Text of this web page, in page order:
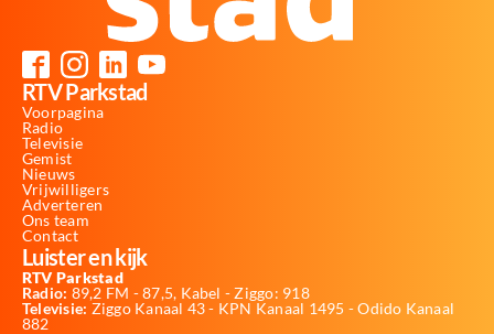
RTV Parkstad
Voorpagina
Radio
Televisie
Gemist
Nieuws
Vrijwilligers
Adverteren
Ons team
Contact
Luister en kijk
RTV Parkstad
Radio: 89,2 FM - 87,5, Kabel - Ziggo: 918
Televisie: Ziggo Kanaal 43 - KPN Kanaal 1495 - Odido Kanaal
882